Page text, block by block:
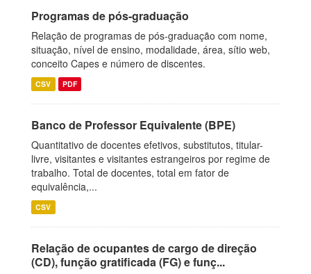
Programas de pós-graduação
Relação de programas de pós-graduação com nome,
situação, nível de ensino, modalidade, área, sítio web,
conceito Capes e número de discentes.
CSV PDF
Banco de Professor Equivalente (BPE)
Quantitativo de docentes efetivos, substitutos, titular-
livre, visitantes e visitantes estrangeiros por regime de
trabalho. Total de docentes, total em fator de
equivalência,...
CSV
Relação de ocupantes de cargo de direção
(CD), função gratificada (FG) e funç...